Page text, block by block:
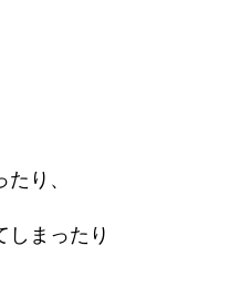
り、
しまったり